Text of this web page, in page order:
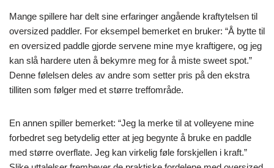
Mange spillere har delt sine erfaringer angående kraftytelsen til
oversized paddler. For eksempel bemerket en bruker: “Å bytte til
en oversized paddle gjorde servene mine mye kraftigere, og jeg
kan slå hardere uten å bekymre meg for å miste sweet spot.”
Denne følelsen deles av andre som setter pris på den ekstra
tilliten som følger med et større treffområde.
En annen spiller bemerket: “Jeg la merke til at volleyene mine
forbedret seg betydelig etter at jeg begynte å bruke en paddle
med større overflate. Jeg kan virkelig føle forskjellen i kraft.”